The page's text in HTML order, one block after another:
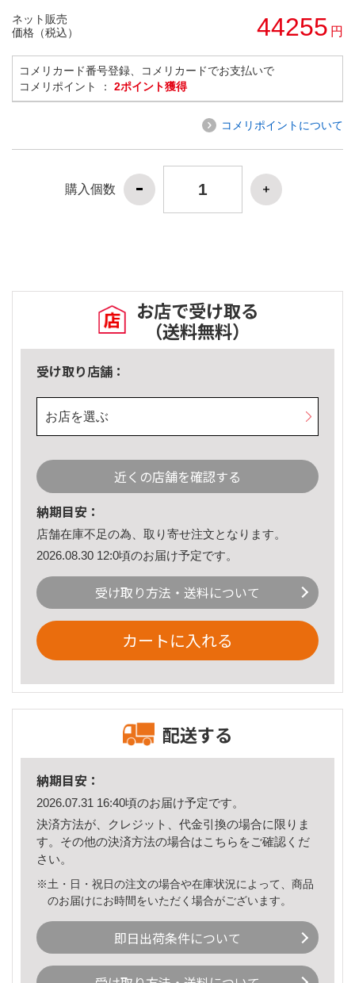
ネット販売
価格（税込）
44255 円
コメリカード番号登録、コメリカードでお支払いで
コメリポイント ： 2ポイント獲得
コメリポイントについて
購入個数
お店で受け取る
（送料無料）
受け取り店舗：
お店を選ぶ
近くの店舗を確認する
納期目安：
店舗在庫不足の為、取り寄せ注文となります。
2026.08.30 12:0頃のお届け予定です。
受け取り方法・送料について
カートに入れる
配送する
納期目安：
2026.07.31 16:40頃のお届け予定です。
決済方法が、クレジット、代金引換の場合に限りま
す。その他の決済方法の場合はこちら をご確認くだ
さい。
※土・日・祝日の注文の場合や在庫状況によって、商品
のお届けにお時間をいただく場合がございます。
即日出荷条件について